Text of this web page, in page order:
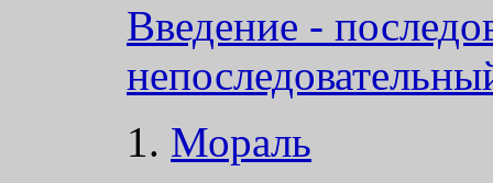
Введение -
1. Мораль